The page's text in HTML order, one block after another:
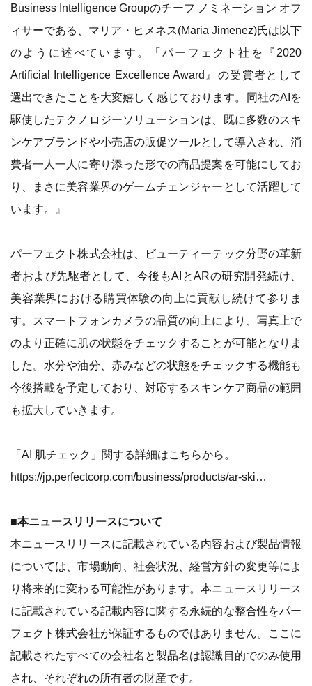
Business Intelligence Groupのチーフ ノミネーション オフ
ィサーである、マリア・ヒメネス(Maria Jimenez)氏は以下
のように述べています。「パーフェクト社を『2020
Artificial Intelligence Excellence Award』の受賞者として
選出できたことを大変嬉しく感じております。同社のAIを
駆使したテクノロジーソリューションは、既に多数のスキ
ンケアブランドや小売店の販促ツールとして導入され、消
費者一人一人に寄り添った形での商品提案を可能にしてお
り、まさに美容業界のゲームチェンジャーとして活躍して
います。』
パーフェクト株式会社は、ビューティーテック分野の革新
者および先駆者として、今後もAIとARの研究開発続け、
美容業界における購買体験の向上に貢献し続けて参りま
す。スマートフォンカメラの品質の向上により、写真上で
のより正確に肌の状態をチェックすることが可能となりま
した。水分や油分、赤みなどの状態をチェックする機能も
今後搭載を予定しており、対応するスキンケア商品の範囲
も拡大していきます。
「AI 肌チェック」関する詳細はこちらから。
https://jp.perfectcorp.com/business/products/ar-skin-diagnostic
■本ニュースリリースについて
本ニュースリリースに記載されている内容および製品情報
については、市場動向、社会状況、経営方針の変更等によ
り将来的に変わる可能性があります。本ニュースリリース
に記載されている記載内容に関する永続的な整合性をパー
フェクト株式会社が保証するものではありません。ここに
記載されたすべての会社名と製品名は認識目的でのみ使用
され、それぞれの所有者の財産です。